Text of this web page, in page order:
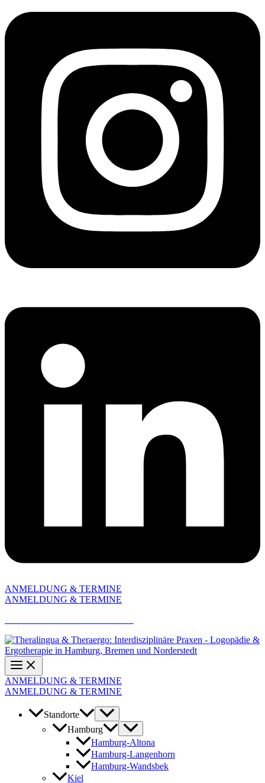
ANMELDUNG & TERMINE
ANMELDUNG & TERMINE
ANMELDUNG & TERMINE
ANMELDUNG & TERMINE
Standorte
Hamburg
Hamburg-Altona
Hamburg-Langenhorn
Hamburg-Wandsbek
Kiel